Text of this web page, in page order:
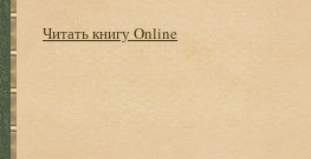
Читать книгу Online